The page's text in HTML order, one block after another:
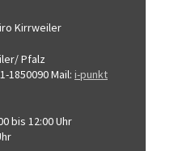
Kirrweiler
Pfalz
1850090Mail: i-punkt
bis 12:00 Uhr